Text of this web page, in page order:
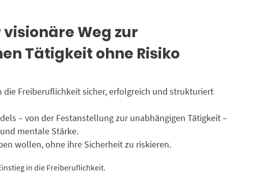
Weg zur
Tätigkeit ohne Risiko
die Freiberuflichkeit sicher, erfolgreich und strukturiert
– von der Festanstellung zur unabhängigen Tätigkeit –
mentale Stärke.
wollen, ohne ihre Sicherheit zu riskieren.
in die Freiberuflichkeit.